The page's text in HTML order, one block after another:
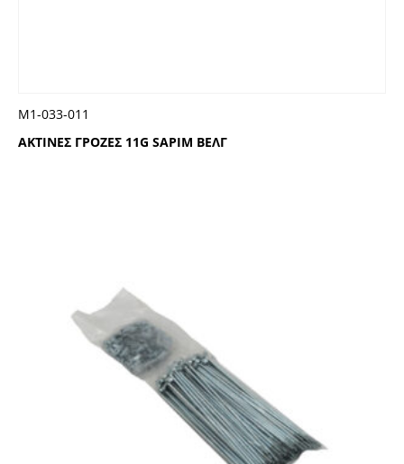
ΑΚΤΙΝΕΣ ΓΡΟΖΕΣ 11G SAPIM ΒΕΛΓ
Μ1-033-011